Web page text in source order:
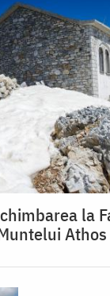
la
Athos